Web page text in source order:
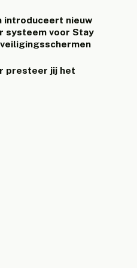
introduceert nieuw
systeem voor Stay
presteer jij het